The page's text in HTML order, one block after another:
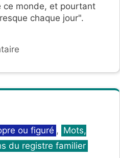
ce monde, et pourtant
chaque jour".
ou figuré , Mots,
du registre familier